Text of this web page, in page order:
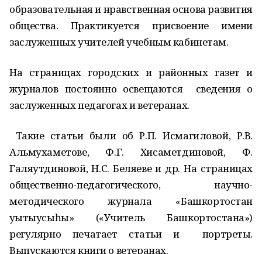
образовательная и нравственная основа развития
общества. Практикуется присвоение имени
заслуженных учителей учебным кабинетам.
На страницах городских и районных газет и
журналов постоянно освещаются сведения о
заслуженных педагогах и ветеранах.
Такие статьи были об Р.П. Исмагиловой, Р.В.
Альмухаметове, Ф.Г. Хисаметдиновой, Ф.
Галяутдиновой, Н.С. Беляеве и др. На страницах
общественно-педагогического, научно-
методического журнала «Башкортостан
уҡытыусыһы» («Учитель Башкортостана»)
регулярно печатает статьи и портреты.
Выпускаются книги о ветеранах.